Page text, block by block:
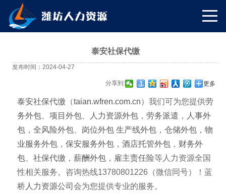
泰安社保代缴
发布时间：2024-04-27
分享到: 更多
泰安社保代缴 （taian.wfren.com.cn）我们可为您提供劳
务外包
项目外包 人力资源外包 ， 劳务派遣 ，
人事外
包 ， 全风险外包 岗位外包 生产线外包 ， 仓储外包 ， 物
业服务外包 ， 保安服务外包 ， 酒店托管外包 ， 财务外
包
社保代缴 ， 薪酬外包 ， 雇主责任险等人力资源全国
性相关服务。咨询热线13780801226（微信同号）！蓝
桥 人力资源公司 会为您提供专业的服务。